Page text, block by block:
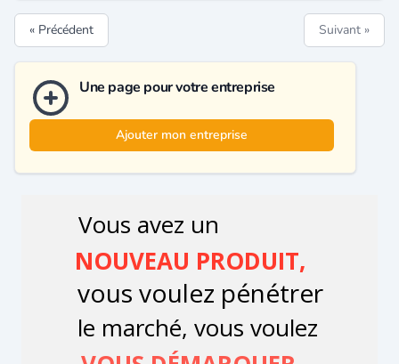
« Précédent Suivant »
Une page pour votre entreprise
Ajouter mon entreprise